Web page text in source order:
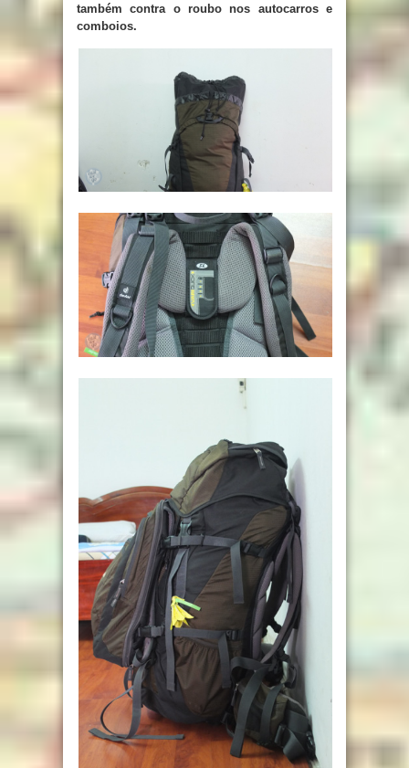
também contra o roubo nos autocarros e
comboios.